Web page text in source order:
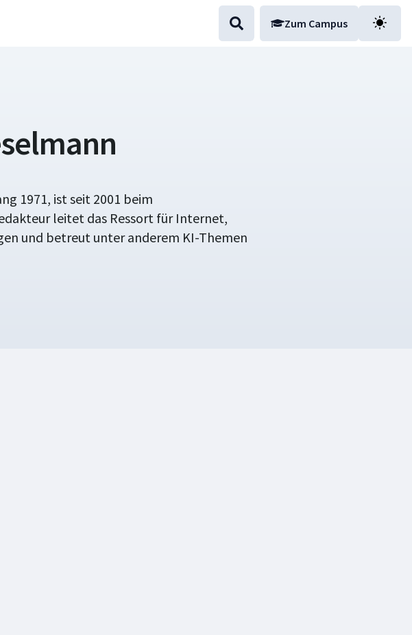
Zum Campus
1971, ist seit 2001 beim
leitet das Ressort für Internet,
und betreut unter anderem KI-Themen